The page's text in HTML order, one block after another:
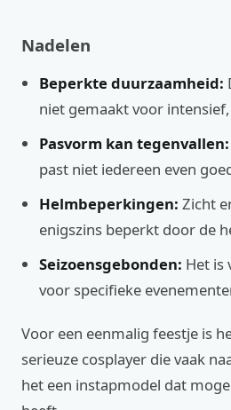
Nadelen
Beperkte duurzaamheid:
niet gemaakt voor
Pasvorm kan tegenvallen:
past niet iedereen even
Helmbeperkingen: Zicht
enigszins beperkt door de
Seizoensgebonden: Het is
voor specifieke
Voor een eenmalig feestje is
serieuze cosplayer die vaak
het een instapmodel dat